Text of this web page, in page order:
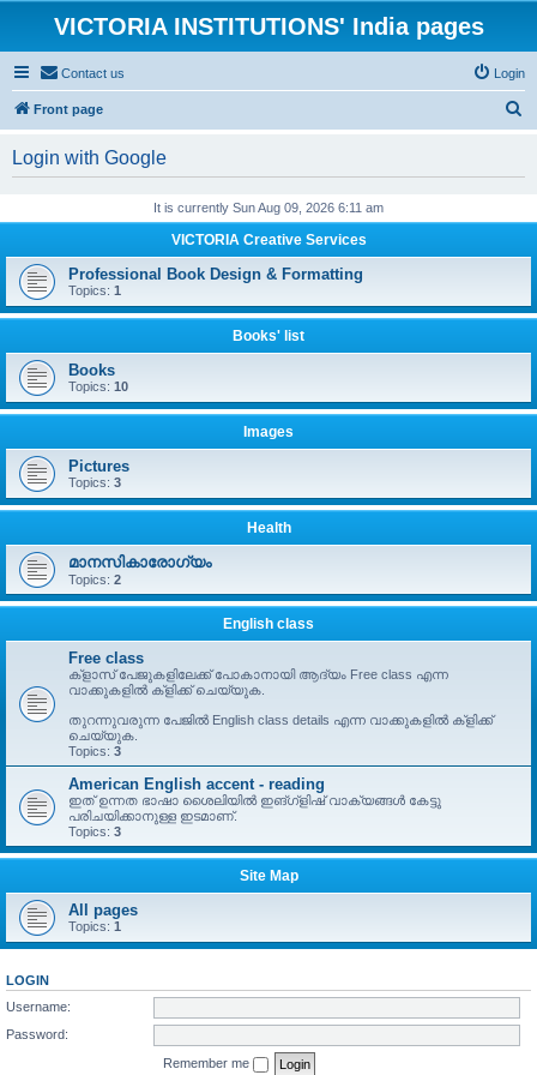
VICTORIA INSTITUTIONS' India pages
Contact us Login
Front page
c
Login with Google
It is currently Sun Aug 09, 2026 6:11 am
VICTORIA Creative Services
Professional Book Design & Formatting
Topics: 1
Books' list
Books
Topics: 10
Images
Pictures
Topics: 3
Health
മാനസികാരോഗ്യം
Topics: 2
English class
Free class
ക്ളാസ് പേജുകളിലേക്ക് പോകാനായി ആദ്യം Free class എന്ന
വാക്കുകളിൽ ക്ളിക്ക് ചെയ്യുക.
തുറന്നുവരുന്ന പേജിൽ English class details എന്ന വാക്കുകളിൽ ക്ളിക്ക്
ചെയ്യുക.
Topics: 3
American English accent - reading
ഇത് ഉന്നത ഭാഷാ ശൈലിയിൽ ഇങ്ഗ്ളിഷ് വാക്യങ്ങൾ കേട്ടു
പരിചയിക്കാനുള്ള ഇടമാണ്.
Topics: 3
Site Map
All pages
Topics: 1
LOGIN
Username:
Password:
Remember me